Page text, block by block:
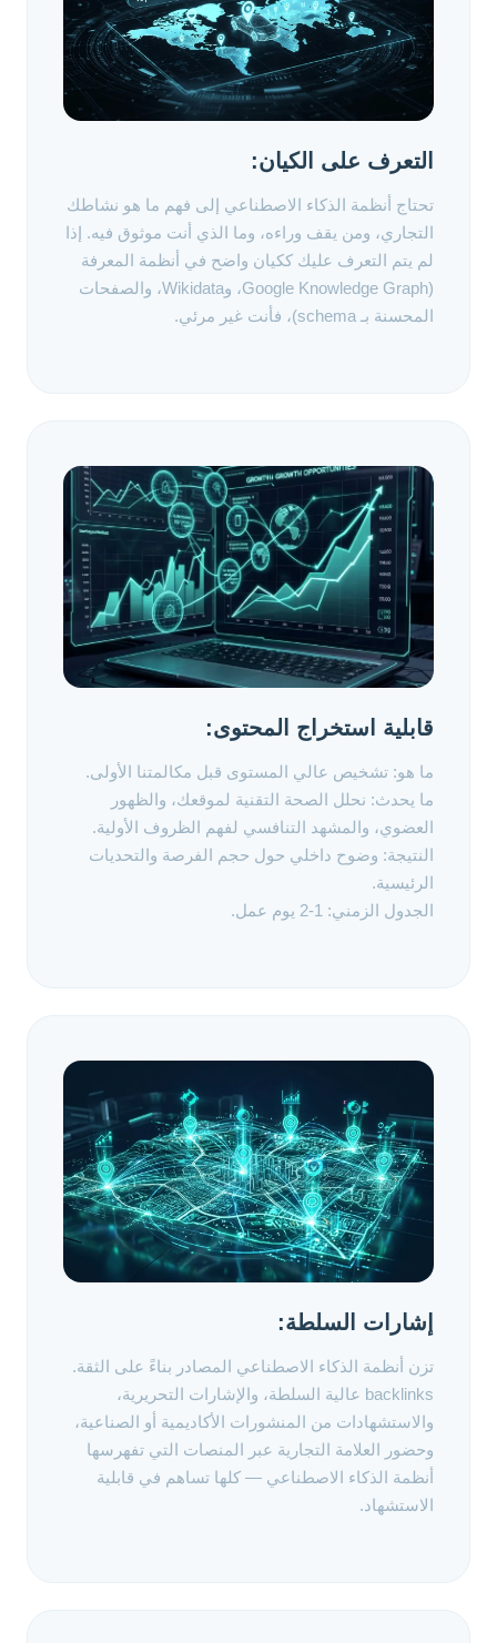
التعرف على الكيان:
تحتاج أنظمة الذكاء الاصطناعي إلى فهم ما هو نشاطك
التجاري، ومن يقف وراءه، وما الذي أنت موثوق فيه. إذا
لم يتم التعرف عليك ككيان واضح في أنظمة المعرفة
(Google Knowledge Graph، وWikidata، والصفحات
المحسنة بـ schema)، فأنت غير مرئي.
قابلية استخراج المحتوى:
ما هو: تشخيص عالي المستوى قبل مكالمتنا الأولى.
ما يحدث: نحلل الصحة التقنية لموقعك، والظهور
العضوي، والمشهد التنافسي لفهم الظروف الأولية.
النتيجة: وضوح داخلي حول حجم الفرصة والتحديات
الرئيسية.
الجدول الزمني: 1-2 يوم عمل.
إشارات السلطة:
تزن أنظمة الذكاء الاصطناعي المصادر بناءً على الثقة.
backlinks عالية السلطة، والإشارات التحريرية،
والاستشهادات من المنشورات الأكاديمية أو الصناعية،
وحضور العلامة التجارية عبر المنصات التي تفهرسها
أنظمة الذكاء الاصطناعي — كلها تساهم في قابلية
الاستشهاد.